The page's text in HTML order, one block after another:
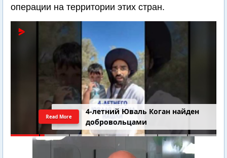
операции на территории этих стран.
4-летний Юваль Коган найден
добровольцами
Read More